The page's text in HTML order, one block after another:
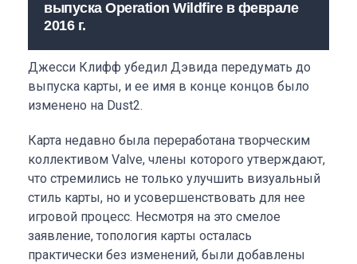
выпуска Operation Wildfire в феврале
2016 г.
Джесси Клифф убедил Дэвида передумать до
выпуска карты, и ее имя в конце концов было
изменено на Dust2.
Карта недавно была переработана творческим
коллективом Valve, члены которого утверждают,
что стремились не только улучшить визуальный
стиль карты, но и усовершенствовать для нее
игровой процесс. Несмотря на это смелое
заявление, топология карты осталась
практически без изменений, были добавлены